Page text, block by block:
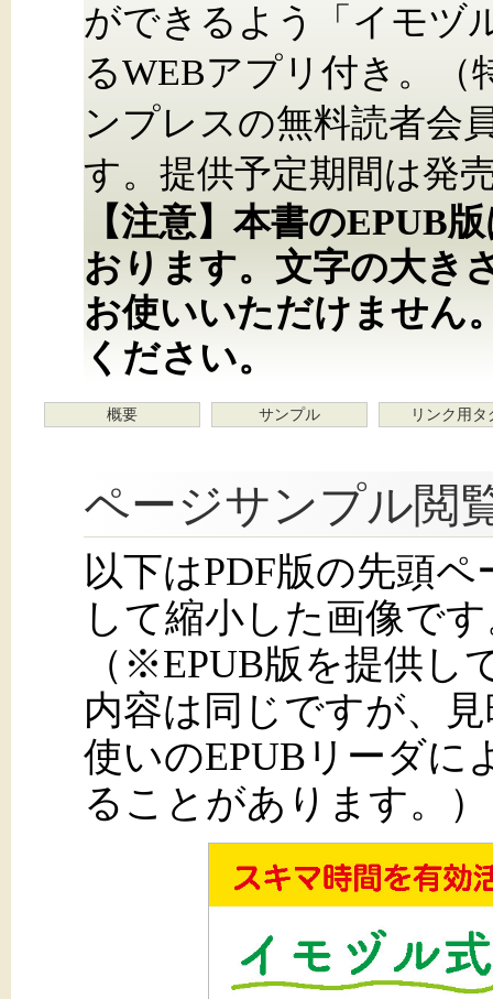
ができるよう「イモヅ
るWEBアプリ付き。（
ンプレスの無料読者会
す。提供予定期間は発
【注意】本書のEPUB
おります。文字の大き
お使いいただけません
ください。
概要 サンプル リンク用タ
ページサンプル閲
以下はPDF版の先頭
して縮小した画像で
（※EPUB版を提供し
内容は同じですが、
使いのEPUBリーダに
ることがあります。）